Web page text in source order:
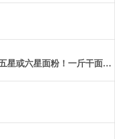
必读！五得利五星或六星面粉！一斤干面粉，充分洗面，充分沉淀，然后倒出多余清水，最后剩下的面浆不能超过2.5斤，要保证每个步骤充分完成，高筋面粉，蒸制时间1.5-2分钟严控，中途不要打开盖子，各个步骤不要估算！必须精准！